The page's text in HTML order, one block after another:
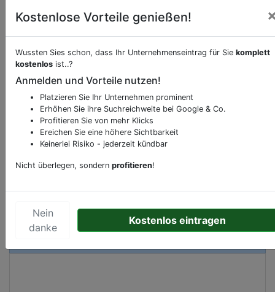
Beschreibung & Services vonSchnell-
Restaurant-Imbiss
Sie möchten eine Beschreibung, Dienstleistung
oder andere relevante Informationen hinzufügen?
Klicken Sie bittehierum uns zu kontaktieren.
Gerne erweitern wir Ihren Firmeneintrag um
Sonderangebote odere besondere Services, die
Ihr Unternehmen anbietet und womit Sie sich von
Kostenlose Vorteile genießen!
Wussten Sies schon, dass Ihr Unternehmenseintrag für Sie komplett
kostenlos ist..?
Anmelden und Vorteile nutzen!
Platzieren Sie Ihr Unternehmen prominent
Erhöhen Sie ihre Suchreichweite bei Google & Co.
Profitieren Sie von mehr Klicks
Ereichen Sie eine höhere Sichtbarkeit
Keinerlei Risiko - jederzeit kündbar
Nicht überlegen, sondern profitieren!
Nein
danke
Kostenlos eintragen